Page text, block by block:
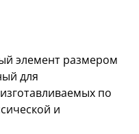
элемент размером
для
по
и